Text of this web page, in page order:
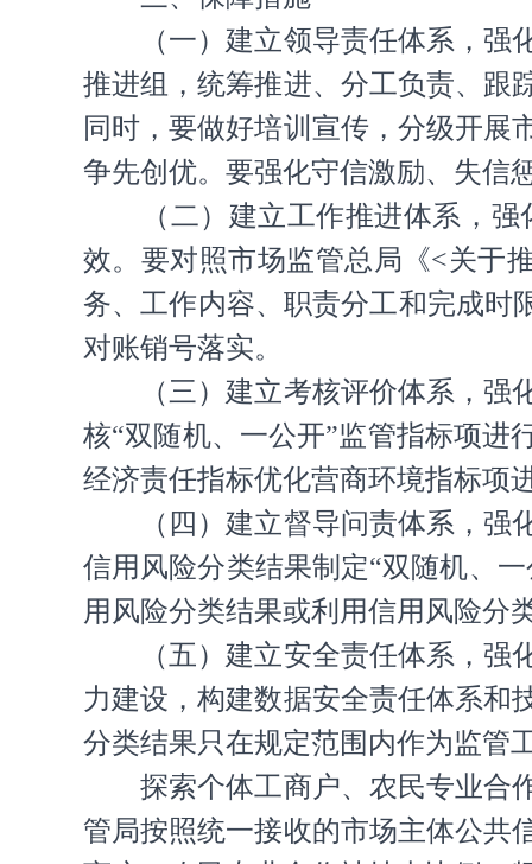
（一）建立领导责任体系，
推进组，统筹推进、分工负责、跟
同时，要做好培训宣传，分级开展
争先创优。要强化守信激励、失信
（二）建立工作推进体系，
效。要对照市场监管总局《<关于
务、工作内容、职责分工和完成时
对账销号落实。
（三）建立考核评价体系，
核“双随机、一公开”监管指标项进
经济责任指标优化营商环境指标项
（四）建立督导问责体系，
信用风险分类结果制定“双随机、
用风险分类结果或利用信用风险分
（五）建立安全责任体系，
力建设，构建数据安全责任体系和
分类结果只在规定范围内作为监管
探索个体工商户、农民专业合
管局按照统一接收的市场主体公共